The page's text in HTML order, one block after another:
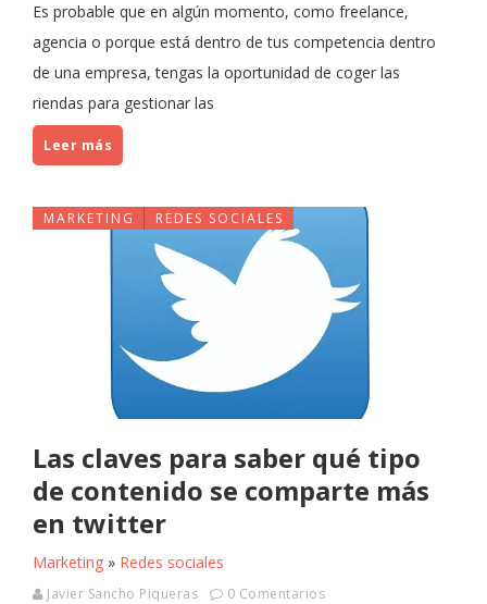
Es probable que en algún momento, como freelance,
agencia o porque está dentro de tus competencia dentro
de una empresa, tengas la oportunidad de coger las
riendas para gestionar las
Leer más
MARKETING REDES SOCIALES
Las claves para saber qué tipo
de contenido se comparte más
en twitter
Marketing » Redes sociales
Javier Sancho Piqueras 0 Comentarios